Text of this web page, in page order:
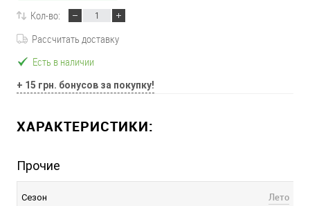
Кол-во:
Рассчитать доставку
Есть в наличии
+ 15 грн. бонусов за покупку!
ХАРАКТЕРИСТИКИ:
Прочие
Сезон Лето